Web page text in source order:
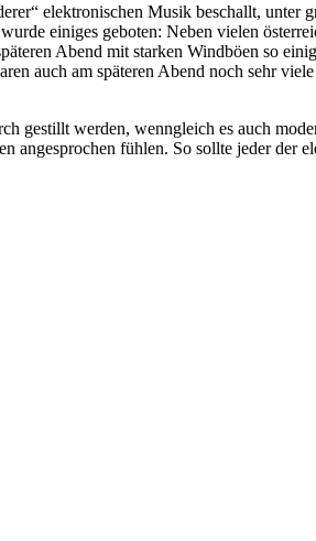
elektronischen Musik beschallt, unter
einiges geboten: Neben vielen
Abend mit starken Windböen so
auch am späteren Abend noch sehr
gestillt werden, wenngleich es auch
angesprochen fühlen. So sollte jeder der